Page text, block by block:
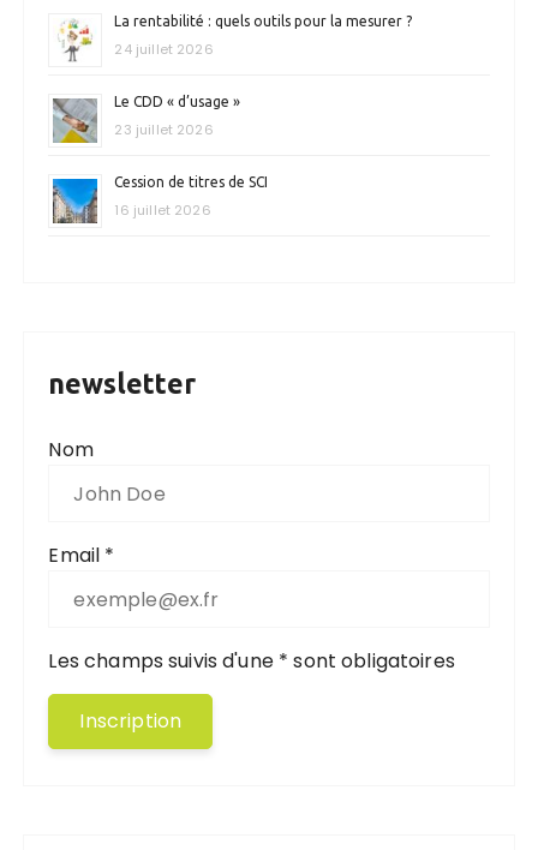
La rentabilité : quels outils pour la mesurer ?
24 juillet 2026
Le CDD « d’usage »
23 juillet 2026
Cession de titres de SCI
16 juillet 2026
newsletter
Nom
Email *
Les champs suivis d'une * sont obligatoires